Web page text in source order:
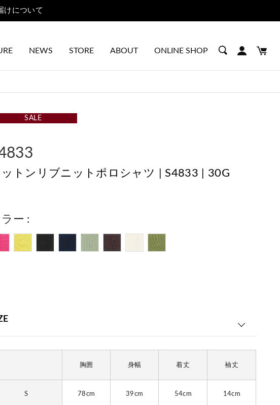
| 7/10 - 8/30
NEWS STORE ABOUT ONLINE SHOP
SALE
ットンリブニットポロシャツ | S4833 | 30G
ー
胸囲 身幅 着丈 袖丈
S 78cm 39cm 54cm 14cm